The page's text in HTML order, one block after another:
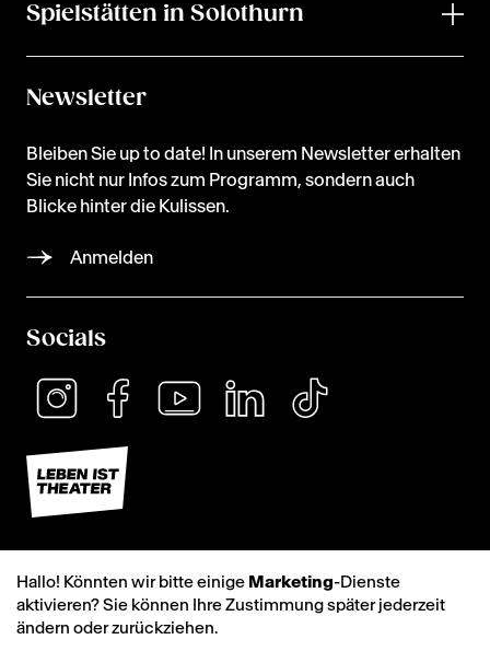
Spielstätten in Solothurn
Newsletter
Bleiben Sie up to date! In unserem Newsletter erhalten
Sie nicht nur Infos zum Programm, sondern auch
Blicke hinter die Kulissen.
Anmelden
Socials
Hallo! Könnten wir bitte einige Marketing-Dienste
aktivieren? Sie können Ihre Zustimmung später jederzeit
ändern oder zurückziehen.